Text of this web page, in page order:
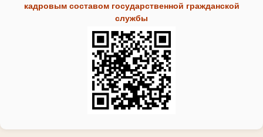
кадровым составом государственной гражданской
службы